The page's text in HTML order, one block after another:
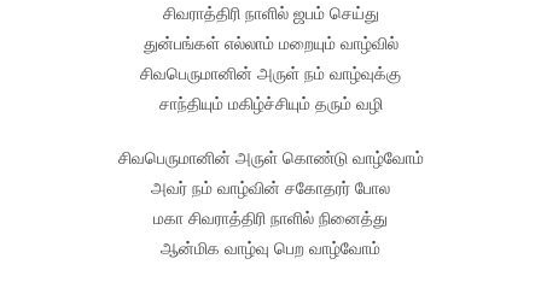
சிவராத்திரி நாளில் ஜபம் செய்து
துன்பங்கள் எல்லாம் மறையும் வாழ்வில்
சிவபெருமானின் அருள் நம் வாழ்வுக்கு
சாந்தியும் மகிழ்ச்சியும் தரும் வழி
சிவபெருமானின் அருள் கொண்டு வாழ்வோம்
அவர் நம் வாழ்வின் சகோதரர் போல
மகா சிவராத்திரி நாளில் நினைத்து
ஆன்மிக வாழ்வு பெற வாழ்வோம்